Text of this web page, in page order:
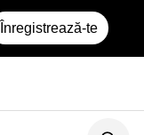
Înregistrează-te